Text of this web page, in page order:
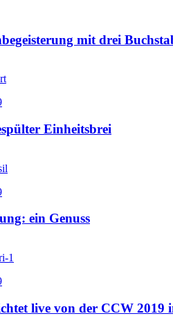
mit drei
Einheitsbrei
ein Genuss
live von der CCW 2019